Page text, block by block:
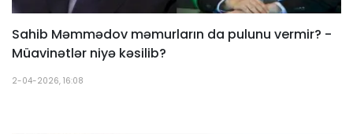
Sahib Məmmədov məmurların da pulunu vermir? -
Müavinətlər niyə kəsilib?
2-04-2026, 16:08